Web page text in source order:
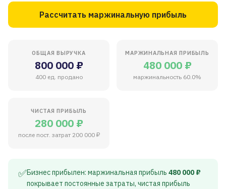
Рассчитать маржинальную прибыль
ОБЩАЯ ВЫРУЧКА
800 000 ₽
400 ед. продано
МАРЖИНАЛЬНАЯ ПРИБЫЛЬ
480 000 ₽
маржинальность 60.0%
ЧИСТАЯ ПРИБЫЛЬ
280 000 ₽
после пост. затрат 200 000 ₽
✅Бизнес прибылен: маржинальная прибыль 480 000 ₽
покрывает постоянные затраты, чистая прибыль